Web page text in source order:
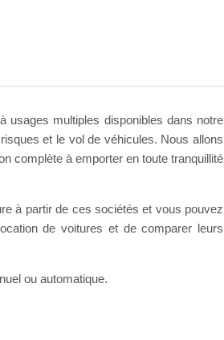
usages multiples disponibles dans notre
et le vol de véhicules. Nous allons
complète à emporter en toute tranquillité
à partir de ces sociétés et vous pouvez
de voitures et de comparer leurs
ou automatique.